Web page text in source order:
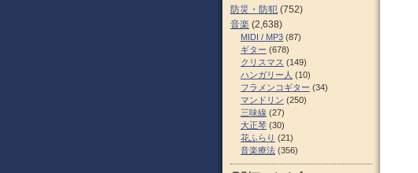
防災・防犯 (752)
音楽 (2,638)
MIDI / MP3 (87)
ギター (678)
クリスマス (149)
ハンガリー人 (10)
フラメンコギター (34)
マンドリン (250)
三味線 (27)
大正琴 (30)
花ふらり (21)
音楽療法 (356)